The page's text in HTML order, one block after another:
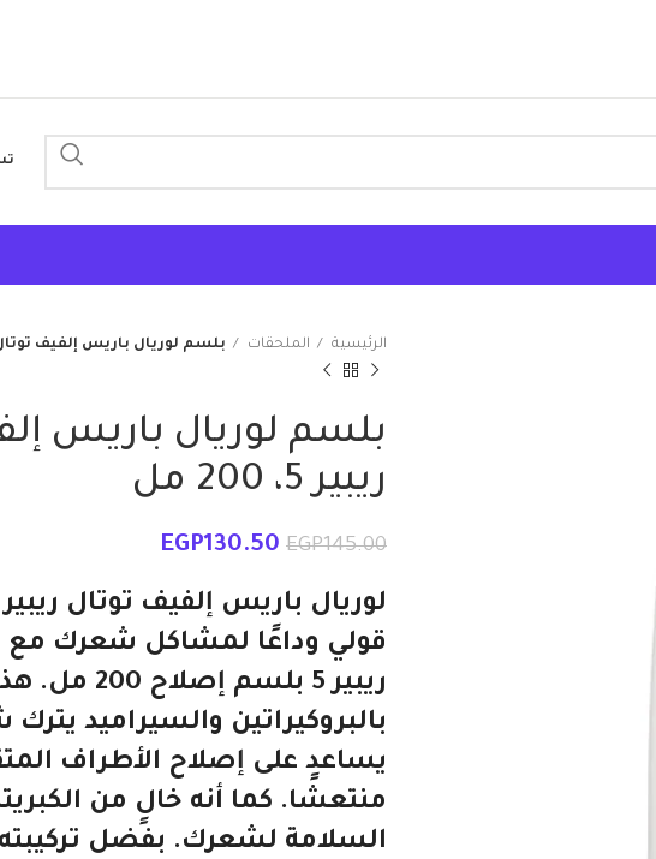
الرئيسية الملحقات بلسم لوريال باريس إلفيف توتال ريبير
بلسم لوريال باريس
ريبير 5، 200 مل
EGP145.00
EGP130.50
قولي وداعًا لمشاكل شعرك مع
ريبير 5 بلسم
بالبروكيراتين والسيراميد
يساعد على إصلاح الأطراف
منتعشًا. كما أنه خالٍ من
السلامة لشعرك. بفضل تركيبته